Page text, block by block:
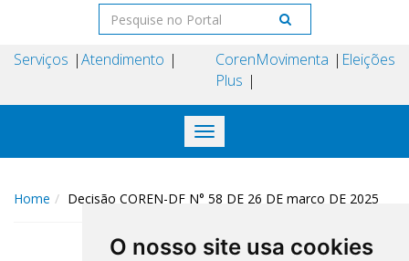
O nosso site usa cookies
Serviços Atendimento
Coren
Plus
Movimenta Eleições
Toggle
navigation
Home Decisão COREN-DF N° 58 DE 26 DE março DE 2025